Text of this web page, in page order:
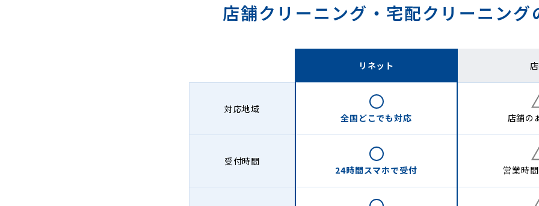
店舗クリーニング・ 宅配クリーニング
リネット
対応地域
全国どこでも対応 店舗の
受付時間
24時間スマホで受付 営業時